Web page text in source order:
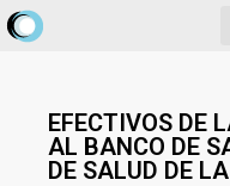
EFECTIVOS DE
AL BANCO DE
DE SALUD DE